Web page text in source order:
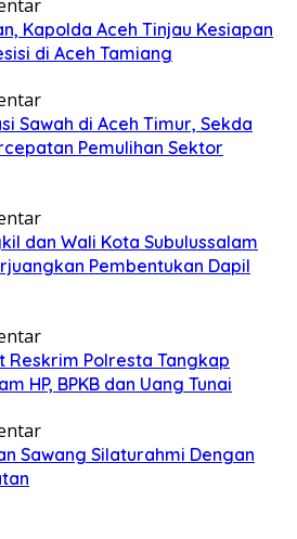
Kapolda Aceh Tinjau Kesiapan
di Aceh Tamiang
Sawah di Aceh Timur, Sekda
Pemulihan Sektor
dan Wali Kota Subulussalam
Pembentukan Dapil
Reskrim Polresta Tangkap
HP, BPKB dan Uang Tunai
Sawang Silaturahmi Dengan